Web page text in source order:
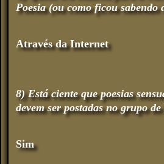
Poesia (ou como ficou sabendo
Através da Internet
8) Está ciente que poesias
devem ser postadas no grupo
Sim